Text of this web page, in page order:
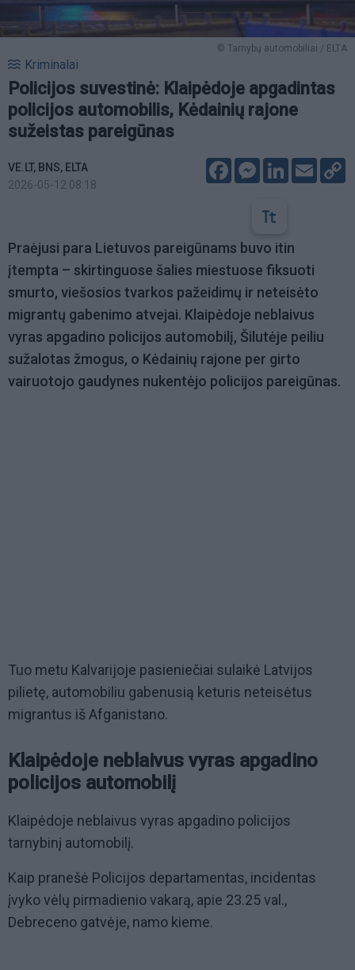
© Tarnybų automobiliai / ELTA
Kriminalai
Policijos suvestinė: Klaipėdoje apgadintas
policijos automobilis, Kėdainių rajone
sužeistas pareigūnas
VE.LT, BNS, ELTA
2026-05-12 08:18
FacebookMessenger
LinkedIn
Email
Praėjusi para Lietuvos pareigūnams buvo itin
įtempta – skirtinguose šalies miestuose fiksuoti
smurto, viešosios tvarkos pažeidimų ir neteisėto
migrantų gabenimo atvejai. Klaipėdoje neblaivus
vyras apgadino policijos automobilį, Šilutėje peiliu
sužalotas žmogus, o Kėdainių rajone per girto
vairuotojo gaudynes nukentėjo policijos pareigūnas.
Tuo metu Kalvarijoje pasieniečiai sulaikė Latvijos
pilietę, automobiliu gabenusią keturis neteisėtus
migrantus iš Afganistano.
Klaipėdoje neblaivus vyras apgadino
policijos automobilį
Klaipėdoje neblaivus vyras apgadino policijos
tarnybinį automobilį.
Kaip pranešė Policijos departamentas, incidentas
įvyko vėlų pirmadienio vakarą, apie 23.25 val.,
Debreceno gatvėje, namo kieme.